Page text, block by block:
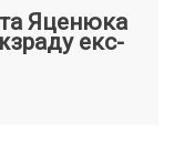
Яценюка
екс-